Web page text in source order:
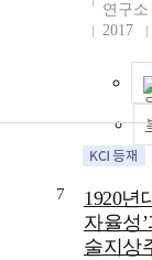
연구소
2017
7
1920년
자율성
술지상